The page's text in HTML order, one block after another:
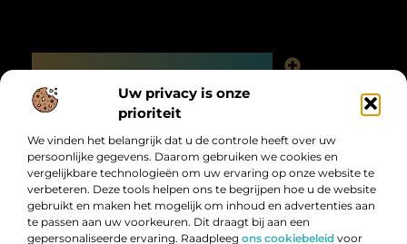
Uw privacy is onze
prioriteit
We vinden het belangrijk dat u de controle heeft over uw
persoonlijke gegevens. Daarom gebruiken we cookies en
vergelijkbare technologieën om uw ervaring op onze website te
verbeteren. Deze tools helpen ons te begrijpen hoe u de website
gebruikt en maken het mogelijk om inhoud en advertenties aan
te passen aan uw voorkeuren. Dit draagt bij aan een
gepersonaliseerde ervaring. Raadpleeg ons cookiebeleid voor
Bericht categorie